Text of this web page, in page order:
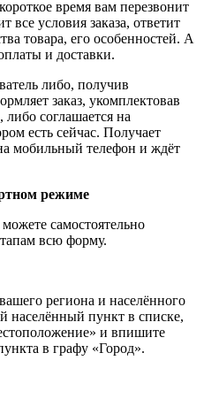
время вам перезвонит
все условия заказа, ответит
товара, его особенностей. А
и доставки.
либо, получив
заказ, укомплектовав
соглашается на
есть сейчас. Получает
мобильный телефон и ждёт
режиме
самостоятельно
всю форму.
региона и населённого
населённый пункт в списке,
и впишите
в графу «Город».